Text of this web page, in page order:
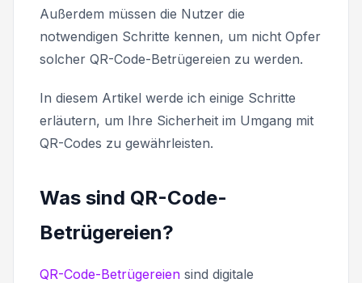
Außerdem müssen die Nutzer die
notwendigen Schritte kennen, um nicht Opfer
solcher QR-Code-Betrügereien zu werden.
In diesem Artikel werde ich einige Schritte
erläutern, um Ihre Sicherheit im Umgang mit
QR-Codes zu gewährleisten.
Was sind QR-Code-
Betrügereien?
QR-Code-Betrügereien sind digitale